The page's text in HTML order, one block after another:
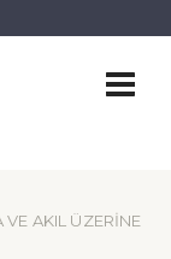
AKIL ÜZERINE